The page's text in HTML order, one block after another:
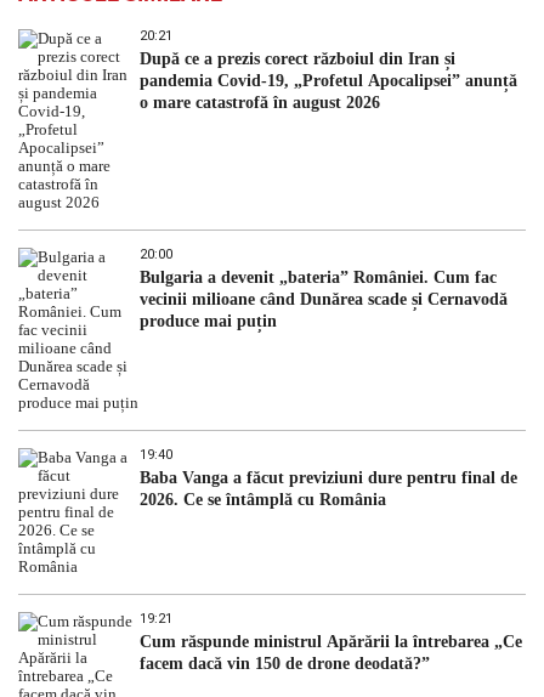
20:21
După ce a prezis corect războiul din Iran și
pandemia Covid-19, „Profetul Apocalipsei” anunță
o mare catastrofă în august 2026
20:00
Bulgaria a devenit „bateria” României. Cum fac
vecinii milioane când Dunărea scade și Cernavodă
produce mai puțin
19:40
Baba Vanga a făcut previziuni dure pentru final de
2026. Ce se întâmplă cu România
19:21
Cum răspunde ministrul Apărării la întrebarea „Ce
facem dacă vin 150 de drone deodată?”